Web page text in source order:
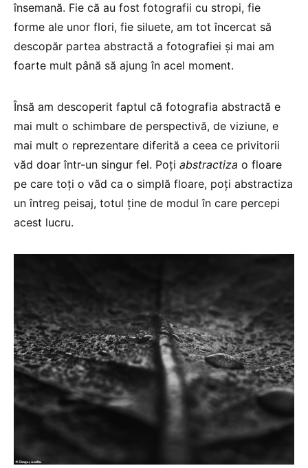
însemană. Fie că au fost fotografii cu stropi, fie
forme ale unor flori, fie siluete, am tot încercat să
descopăr partea abstractă a fotografiei și mai am
foarte mult până să ajung în acel moment.
Însă am descoperit faptul că fotografia abstractă e
mai mult o schimbare de perspectivă, de viziune, e
mai mult o reprezentare diferită a ceea ce privitorii
văd doar într-un singur fel. Poți abstractiza o floare
pe care toți o văd ca o simplă floare, poți abstractiza
un întreg peisaj, totul ține de modul în care percepi
acest lucru.